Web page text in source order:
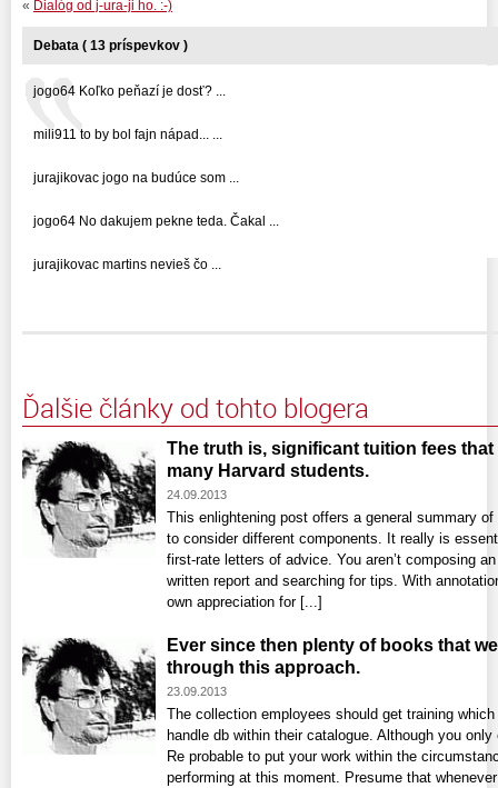
« Dialóg od j-ura-ji ho. :-)
Debata ( 13 príspevkov )
jogo64 Koľko peňazí je dosť? ...
mili911 to by bol fajn nápad... ...
jurajikovac jogo na budúce som ...
jogo64 No dakujem pekne teda. Čakal ...
jurajikovac martins nevieš čo ...
Ďalšie články od tohto blogera
The truth is, significant tuition fees
many Harvard students.
24.09.2013
This enlightening post offers a general summary
to consider different components. It really is
first-rate letters of advice. You aren’t composing
written report and searching for tips. With
own appreciation for [...]
Ever since then plenty of books that
through this approach.
23.09.2013
The collection employees should get training
handle db within their catalogue. Although you
Re probable to put your work within the
performing at this moment. Presume that